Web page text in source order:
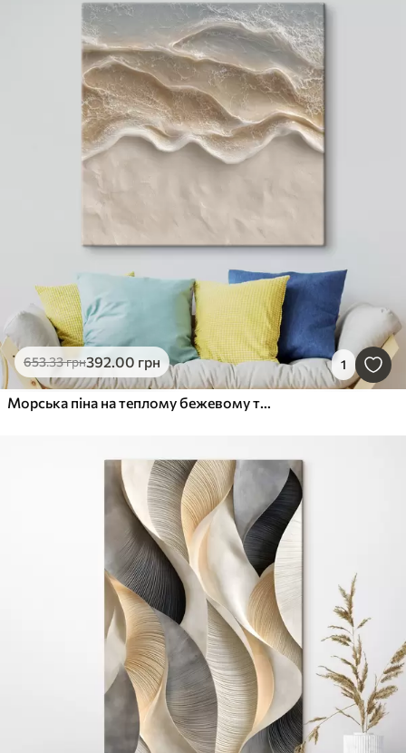
653.33грн392.00 грн 1
Морська піна на теплому бежевому тлі у стилі сучасного живопису